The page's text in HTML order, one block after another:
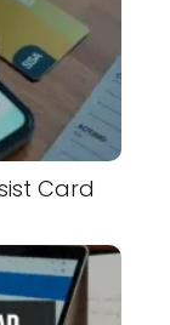
Card